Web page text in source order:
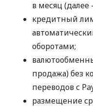
в месяц (далее
кредитный
оборотами;
продажа) без
переводов с
размещение